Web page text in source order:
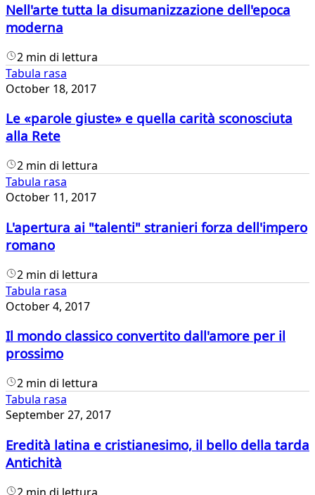
Nell'arte tutta la disumanizzazione dell'epoca
moderna
2 min di lettura
Tabula rasa
October 18, 2017
Le «parole giuste» e quella carità sconosciuta
alla Rete
2 min di lettura
Tabula rasa
October 11, 2017
L'apertura ai "talenti" stranieri forza dell'impero
romano
2 min di lettura
Tabula rasa
October 4, 2017
Il mondo classico convertito dall'amore per il
prossimo
2 min di lettura
Tabula rasa
September 27, 2017
Eredità latina e cristianesimo, il bello della tarda
Antichità
2 min di lettura